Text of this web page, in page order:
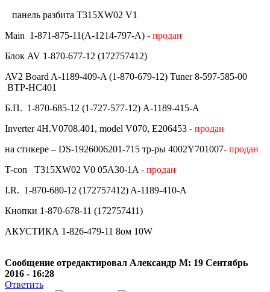
панель разбита T315XW02 V1
Main 1-871-875-11(A-1214-797-A) - продан
Блок AV 1-870-677-12 (172757412)
AV2 Board A-1189-409-A (1-870-679-12) Tuner 8-597-585-00
BTP-HC401
Б.П. 1-870-685-12 (1-727-577-12) A-1189-415-A
Inverter 4H.V0708.401, model V070, E206453 - продан
на стикере – DS-1926006201-715 тр-ры 4002Y701007- продан
T-con T315XW02 V0 05A30-1A - продан
I.R. 1-870-680-12 (172757412) A-1189-410-A
Кнопки 1-870-678-11 (172757411)
АКУСТИКА 1-826-479-11 8ом 10W
Сообщение отредактировал Александр М: 19 Сентябрь
2016 - 16:28
Ответить